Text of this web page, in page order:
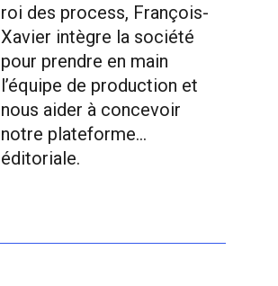
roi des process, François-
Xavier intègre la société
pour prendre en main
l’équipe de production et
nous aider à concevoir
notre plateforme...
éditoriale.